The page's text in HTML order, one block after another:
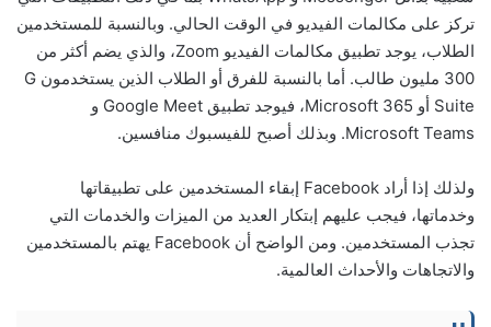
تركز على مكالمات الفيديو في الوقت الحالي. وبالنسبة للمستخدمين
الطلاب، يوجد تطبيق مكالمات الفيديو Zoom، والذي يضم أكثر من
300 مليون طالب. أما بالنسبة للفرق أو الطلاب الذين يستخدمون G
Suite أو Microsoft 365، فيوجد تطبيق Google Meet و
Microsoft Teams. وبذلك أصبح للفيسبوك منافسين.
ولذلك إذا أراد Facebook إبقاء المستخدمين على تطبيقاتها
وخدماتها، فيجب عليهم إبتكار العديد من الميزات والخدمات التي
تجذب المستخدمين. ومن الواضح أن Facebook يهتم بالمستخدمين
والاتجاهات والأحداث العالمية.